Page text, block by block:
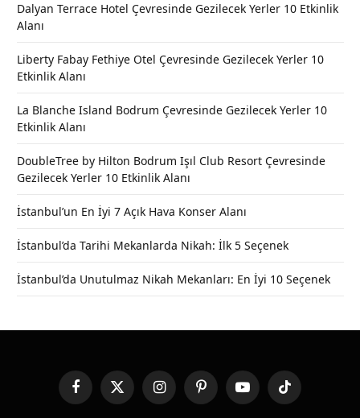
Dalyan Terrace Hotel Çevresinde Gezilecek Yerler 10 Etkinlik
Alanı
Liberty Fabay Fethiye Otel Çevresinde Gezilecek Yerler 10
Etkinlik Alanı
La Blanche Island Bodrum Çevresinde Gezilecek Yerler 10
Etkinlik Alanı
DoubleTree by Hilton Bodrum Işıl Club Resort Çevresinde
Gezilecek Yerler 10 Etkinlik Alanı
İstanbul’un En İyi 7 Açık Hava Konser Alanı
İstanbul’da Tarihi Mekanlarda Nikah: İlk 5 Seçenek
İstanbul’da Unutulmaz Nikah Mekanları: En İyi 10 Seçenek
FacebookX
(Twitter)
InstagramPinterestYouTubeTikTok